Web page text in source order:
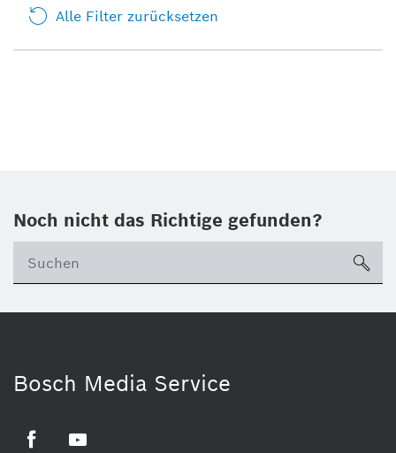
Alle Filter zurücksetzen
Noch nicht das Richtige gefunden?
Bosch Media Service